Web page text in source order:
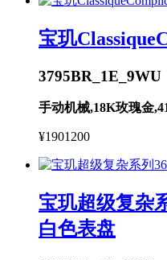
宝玑
3795BR_1E_9WU
手动机械,18K玫瑰金
¥1901200
宝玑超级复杂
白色表盘